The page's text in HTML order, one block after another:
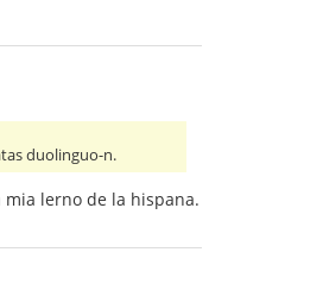
duolinguo-n.
lerno de la hispana.